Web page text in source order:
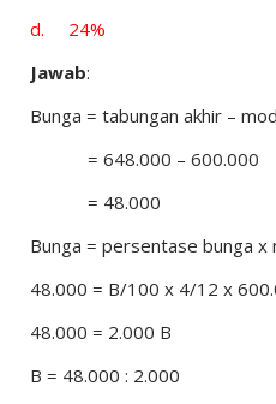
d.
24%
Jawab:
Bunga = tabungan akhir –
= 648.000 – 600.000
= 48.000
Bunga = persentase bunga x
48.000 = B/100 x 4/12 x
48.000 = 2.000 B
B = 48.000 : 2.000